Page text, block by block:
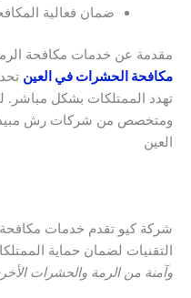
ضمان فعالية
مقدمة عن خدمات مكافحة
مكافحة الحشرات في العين
تهدد الممتلكات بشكل مباشر.
ومتخصص من شركات رش
العين
شركة كيو تقدم خدمات
التقنيات لضمان حماية
وآمنة من الرمة والحشرات